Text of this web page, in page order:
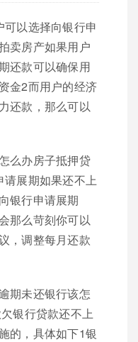
以选择向银行申
卖房产如果用户
还款可以确保用
金2而用户的经济
还款，那么可以
么办房子抵押贷
展期如果还不上
银行申请展期
那么苛刻你可以
，调整每月还款
期未还银行该怎
银行贷款还不上
的，具体如下1银